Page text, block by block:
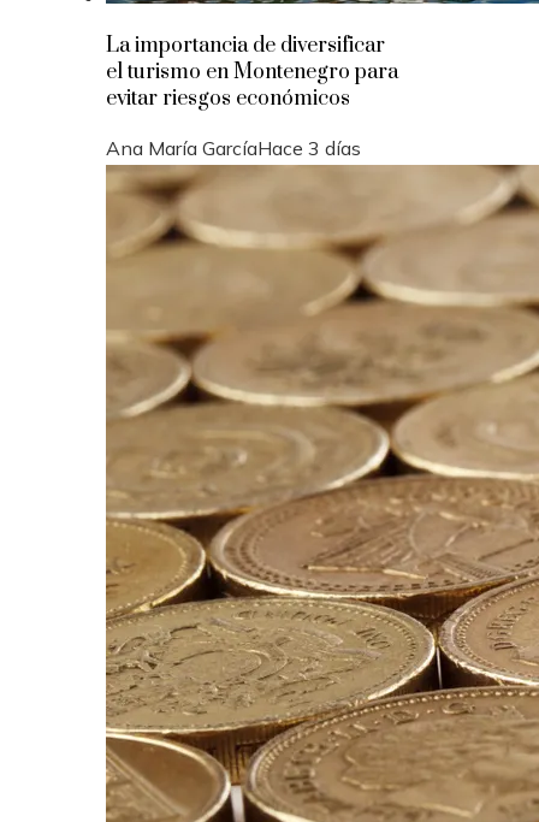
La importancia de diversificar
el turismo en Montenegro para
evitar riesgos económicos
Ana María GarcíaHace 3 días